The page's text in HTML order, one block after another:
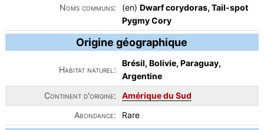
Noms communs:
(en) Dwarf corydoras, Tail-spot
Pygmy Cory
Origine géographique
Habitat naturel:
Brésil, Bolivie, Paraguay,
Argentine
Continent d'origine:
Amérique du Sud
Abondance:
Rare